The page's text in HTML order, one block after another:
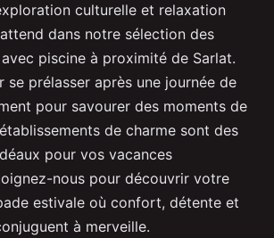
culturelle et relaxation
dans notre sélection des
piscine à proximité de Sarlat.
se prélasser après une journée de
pour savourer des moments de
de charme sont des
pour vos vacances
nous pour découvrir votre
estivale où confort, détente et
à merveille.